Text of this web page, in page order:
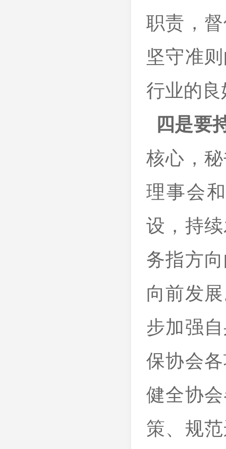
职责，
坚守准
行业的
四是要
核心，
理事会
设，持
务指方
向前发
步加强
保协会
健全协
策、规